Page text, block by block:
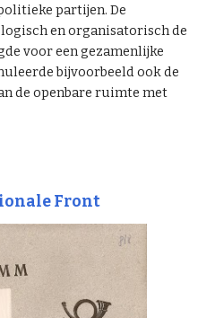
partijen. De
en organisatorisch de
voor een gezamenlijke
bijvoorbeeld ook de
de openbare ruimte met
Front